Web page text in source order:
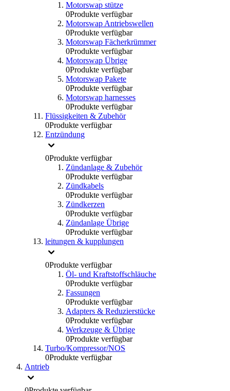
Motorswap stütze
0Produkte verfügbar
Motorswap Antriebswellen
0Produkte verfügbar
Motorswap Fächerkrümmer
0Produkte verfügbar
Motorswap Übrige
0Produkte verfügbar
Motorswap Pakete
0Produkte verfügbar
Motorswap harnesses
0Produkte verfügbar
Flüssigkeiten & Zubehör
0Produkte verfügbar
Entzündung
0Produkte verfügbar
Zündanlage & Zubehör
0Produkte verfügbar
Zündkabels
0Produkte verfügbar
Zündkerzen
0Produkte verfügbar
Zündanlage Übrige
0Produkte verfügbar
leitungen & kupplungen
0Produkte verfügbar
Öl- und Kraftstoffschläuche
0Produkte verfügbar
Fassungen
0Produkte verfügbar
Adapters & Reduzierstücke
0Produkte verfügbar
Werkzeuge & Übrige
0Produkte verfügbar
Turbo/Kompressor/NOS
0Produkte verfügbar
Antrieb